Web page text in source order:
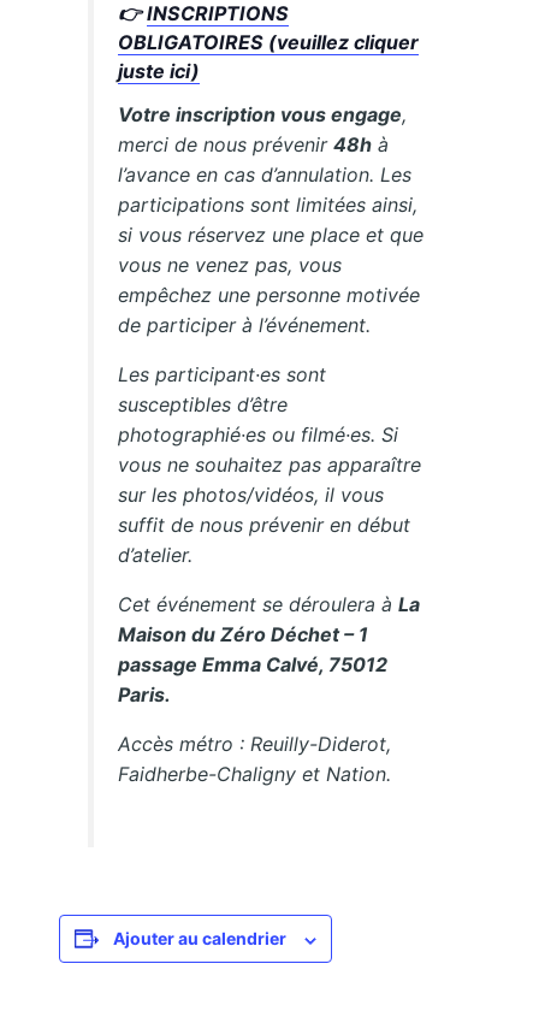
👉INSCRIPTIONS
OBLIGATOIRES (veuillez cliquer
juste ici)
Votre inscription vous engage,
merci de nous prévenir48h à
l’avance en cas d’annulation. Les
participations sont limitées ainsi,
si vous réservez une place et que
vous ne venez pas, vous
empêchez une personne motivée
de participer à l’événement.
Les participant·es sont
susceptibles d’être
photographié·es ou filmé·es. Si
vous ne souhaitez pas apparaître
sur les photos/vidéos, il vous
suffit de nous prévenir en début
d’atelier.
Cet événement se déroulera àLa
Maison du Zéro Déchet – 1
passage Emma Calvé, 75012
Paris.
Accès métro : Reuilly-Diderot,
Faidherbe-Chaligny et Nation.
Ajouter au calendrier